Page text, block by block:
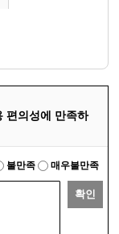
편의성에 만족하
불만족 매우불만족
확인